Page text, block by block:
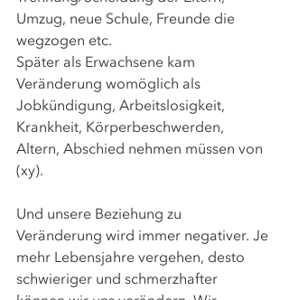
Umzug, neue Schule, Freunde die
wegzogen etc.
Später als Erwachsene kam
Veränderung womöglich als
Jobkündigung, Arbeitslosigkeit,
Krankheit, Körperbeschwerden,
Altern, Abschied nehmen müssen von
(xy).
Und unsere Beziehung zu
Veränderung wird immer negativer. Je
mehr Lebensjahre vergehen, desto
schwieriger und schmerzhafter